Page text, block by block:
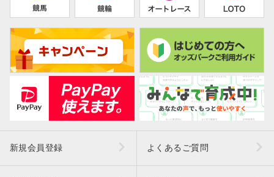
新規会員登録 よくあるご質問